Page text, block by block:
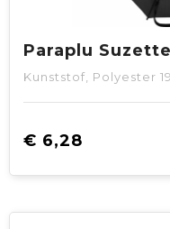
Kunststof, Polyester
€ 6,28